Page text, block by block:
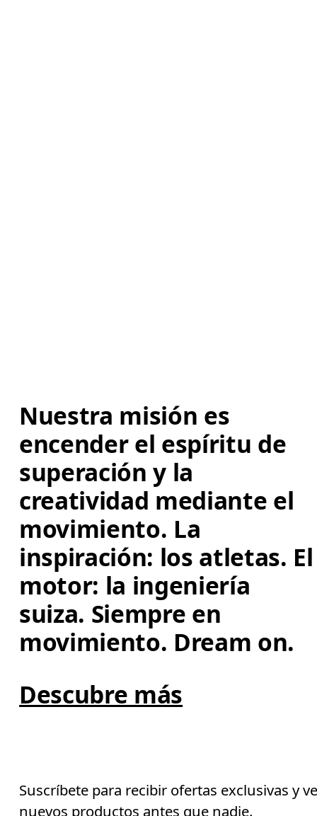
Nuestra misión es
encender el espíritu de
superación y la
creatividad mediante el
movimiento. La
inspiración: los atletas.
motor: la ingeniería
suiza. Siempre en
movimiento. Dream on.
Descubre más
Suscríbete para recibir ofertas exclusivas y
nuevos productos antes que nadie.